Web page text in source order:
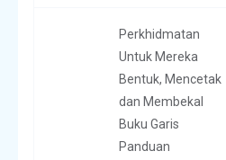
Perkhidmatan
Untuk Mereka
Bentuk, Mencetak
dan Membekal
Buku Garis
Panduan